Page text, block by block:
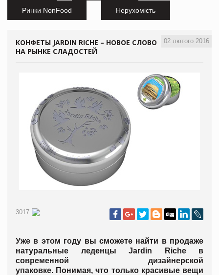
Ринки NonFood Нерухомість
02 лютого 2016
КОНФЕТЫ JARDIN RICHE – НОВОЕ СЛОВО
НА РЫНКЕ СЛАДОСТЕЙ
3017
Уже в этом году вы сможете найти в продаже
натуральные леденцы Jardin Riche в
современной дизайнерской
упаковке. Понимая, что только красивые вещи